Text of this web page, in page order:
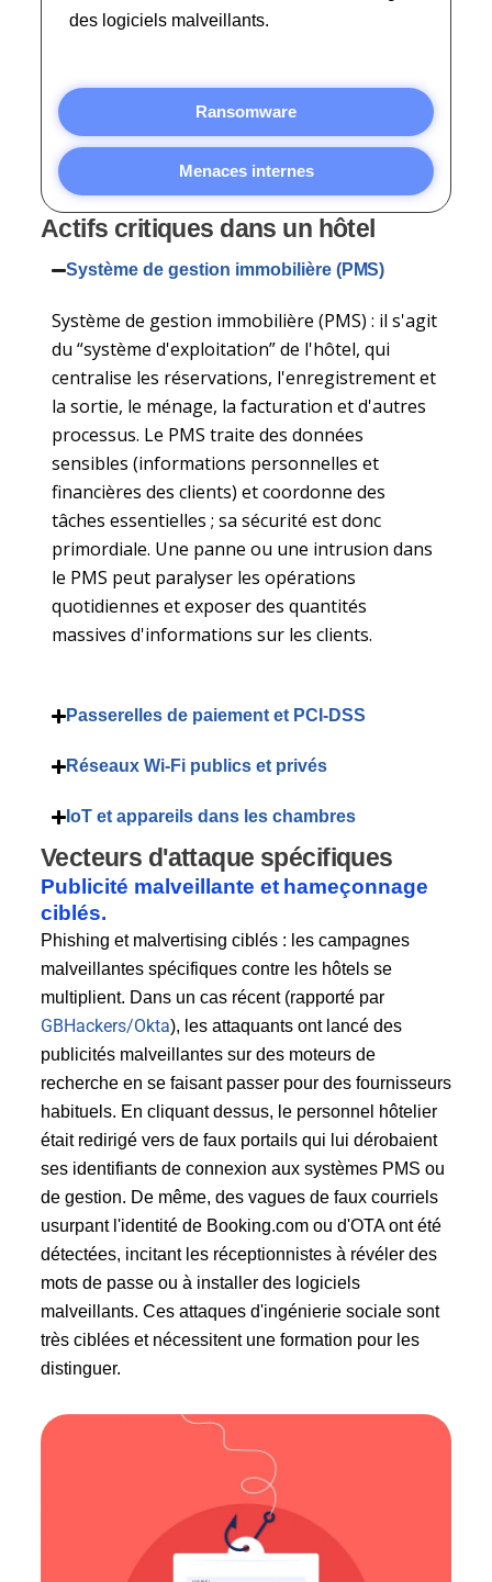
Ransomware
Menaces internes
des logiciels malveillants.
Actifs critiques dans un hôtel
Système de gestion immobilière (PMS)
Système de gestion immobilière (PMS) : il s'agit
du “système d'exploitation” de l'hôtel, qui
centralise les réservations, l'enregistrement et
la sortie, le ménage, la facturation et d'autres
processus. Le PMS traite des données
sensibles (informations personnelles et
financières des clients) et coordonne des
tâches essentielles ; sa sécurité est donc
primordiale. Une panne ou une intrusion dans
le PMS peut paralyser les opérations
quotidiennes et exposer des quantités
massives d'informations sur les clients.
Passerelles de paiement et PCI-DSS
Réseaux Wi-Fi publics et privés
IoT et appareils dans les chambres
Vecteurs d'attaque spécifiques
Publicité malveillante et hameçonnage
ciblés.
Phishing et malvertising ciblés : les campagnes
malveillantes spécifiques contre les hôtels se
multiplient. Dans un cas récent (rapporté par
GBHackers/Okta), les attaquants ont lancé des
publicités malveillantes sur des moteurs de
recherche en se faisant passer pour des fournisseurs
habituels. En cliquant dessus, le personnel hôtelier
était redirigé vers de faux portails qui lui dérobaient
ses identifiants de connexion aux systèmes PMS ou
de gestion. De même, des vagues de faux courriels
usurpant l'identité de Booking.com ou d'OTA ont été
détectées, incitant les réceptionnistes à révéler des
mots de passe ou à installer des logiciels
malveillants. Ces attaques d'ingénierie sociale sont
très ciblées et nécessitent une formation pour les
distinguer.